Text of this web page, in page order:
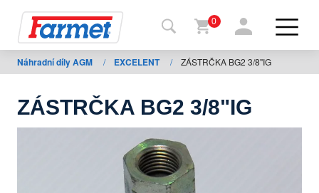
Zpět
na
Farmet
0
Náhradní díly AGM / EXCELENT / ZÁSTRČKA BG2 3/8"IG
ZÁSTRČKA BG2 3/8"IG